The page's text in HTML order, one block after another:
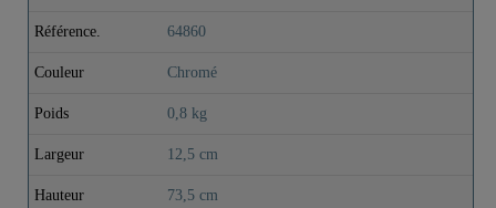
Référence. 64860
Couleur Chromé
Poids 0,8 kg
Largeur 12,5 cm
Hauteur 73,5 cm